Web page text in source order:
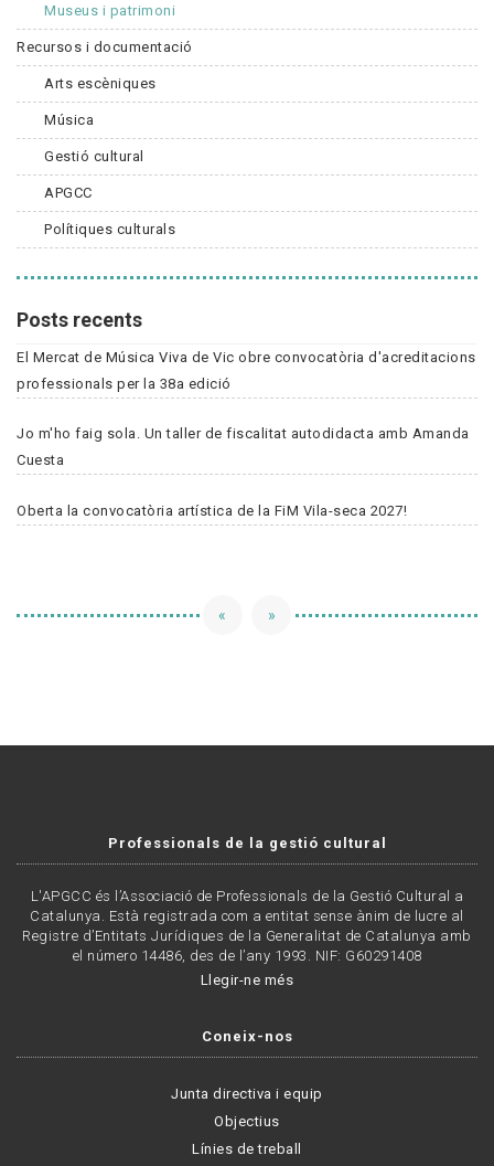
Museus i patrimoni
Recursos i documentació
Arts escèniques
Música
Gestió cultural
APGCC
Polítiques culturals
Posts recents
El Mercat de Música Viva de Vic obre convocatòria d'acreditacions
professionals per la 38a edició
Jo m'ho faig sola. Un taller de fiscalitat autodidacta amb Amanda
Cuesta
Oberta la convocatòria artística de la FiM Vila-seca 2027!
« »
Professionals de la gestió cultural
L'APGCC és l’Associació de Professionals de la Gestió Cultural a
Catalunya. Està registrada com a entitat sense ànim de lucre al
Registre d’Entitats Jurídiques de la Generalitat de Catalunya amb
el número 14486, des de l’any 1993. NIF: G60291408
Llegir-ne més
Coneix-nos
Junta directiva i equip
Objectius
Línies de treball